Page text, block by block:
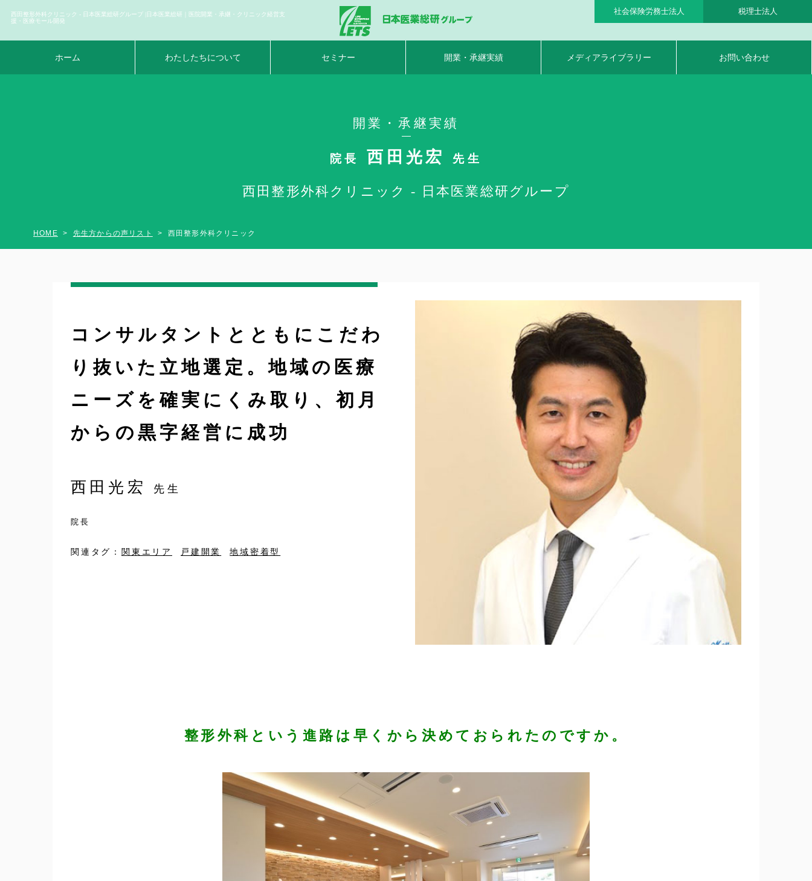
西田整形外科クリニック - 日本医業総研グループ |日本医業総研｜医院開業・承継・クリニック経営支
援・医療モール開発
社会保険労務士法人 税理士法人
ホーム わたしたちについて セミナー 開業・承継実績 メディアライブラリー お問い合わせ
開業・承継実績
院長 西田光宏 先生
西田整形外科クリニック - 日本医業総研グループ
HOME 先生方からの声リスト 西田整形外科クリニック
コンサルタントとともにこだわ
り抜いた立地選定。地域の医療
ニーズを確実にくみ取り、初月
からの黒字経営に成功
西田光宏 先生
院長
関連タグ： 関東エリア 戸建開業 地域密着型
整形外科という進路は早くから決めておられたのですか。